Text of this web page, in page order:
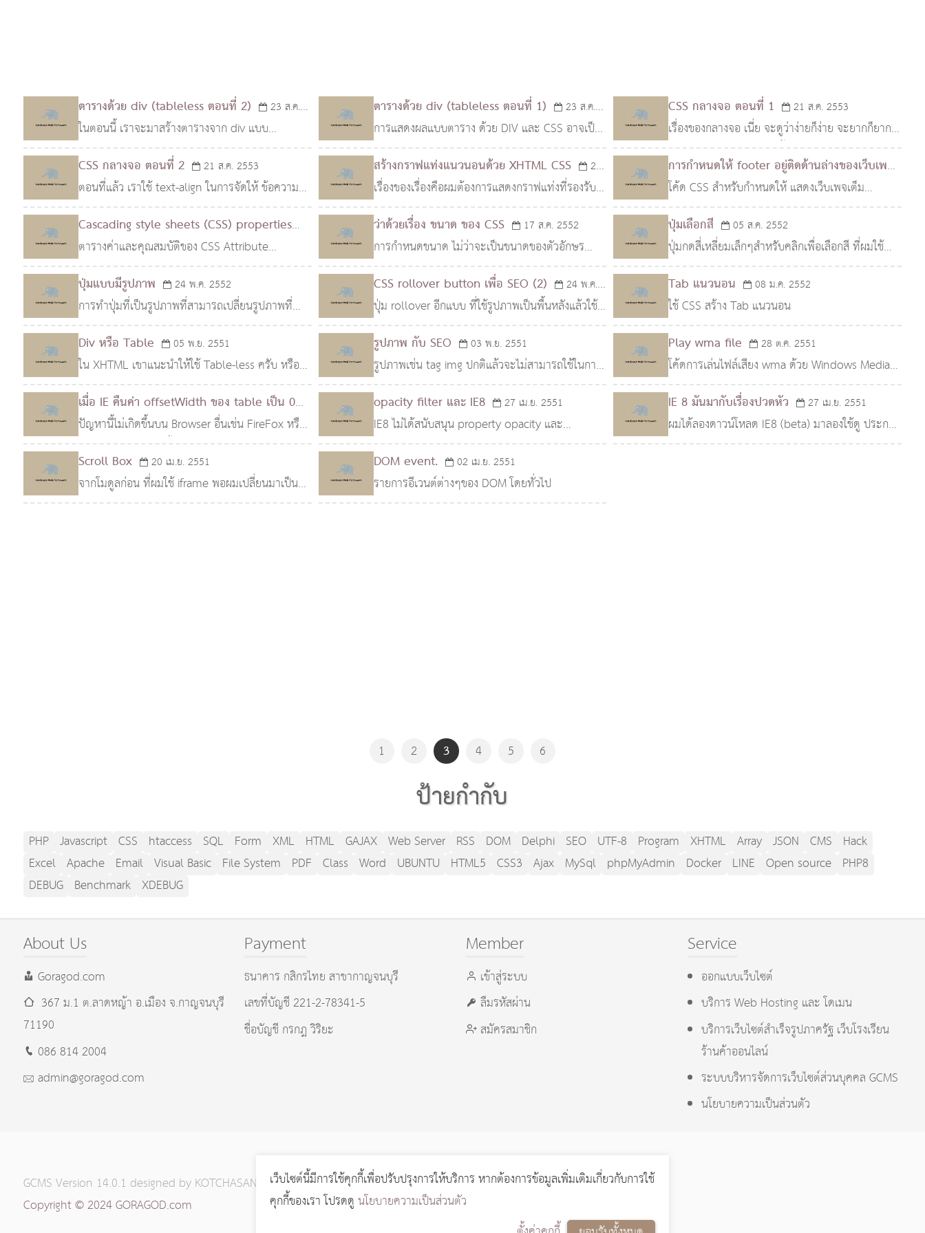
ตารางด้วย div (tableless ตอนที่ 2)
23 ส.ค.
2553
ในตอนนี้ เราจะมาสร้างตารางจาก div แบบ
tableless ในแบบที่แต่ละคอลัมน์อาจมีได้มากกว่า 1
บรรทัดกัน (โค้ดตารางในตอนก่อนๆ จะไม่สามารถ
แสดงผลในลักษณะนี้ได..
ตารางด้วย div (tableless ตอนที่ 1)
23 ส.ค.
2553
การแสดงผลแบบตาราง ด้วย DIV และ CSS อาจเป็น
เรื่องยุ่งยากสำหรับมือใหม่ที่ต้องการออกแบบ แบบ
tableless (ไม่ใช้ตาราง) และอาจมีข้อจำกัดมากพอ
สมควรนะครับ เ..
CSS กลางจอ ตอนที่ 1 21 ส.ค. 2553
เรื่องของกลางจอ เนี่ย จะดูว่าง่ายก็ง่าย จะยากก็ยาก
นะครับ เนื่องจากในบางครั้งเราอาจพบว่าบราวเซอร์
แต่ละยี่ห้อแสดงผลไม่เหมือนกัน ซึ่งในความเป็นจริง
แล้..
CSS กลางจอ ตอนที่ 2 21 ส.ค. 2553
ตอนที่แล้ว เราใช้ text-align ในการจัดให้ ข้อความอยู่
ตรงกลางมาแล้ว ต่อไปเราจะมาดูวิธีการจัดด้วย
margin กัน เราเรียนรู้มาจากตอนที่แล้วว่า ถ้าเราต้อ
งก..
สร้างกราฟแท่งแนวนอนด้วย XHTML CSS
21
ส.ค. 2553
เรื่องของเรื่องคือผมต้องการแสดงกราฟแท่งที่รองรับ
ภาษาไทย แต่หลังจากที่ทดสอบการวาด กราฟด้วย
GD แล้ว พบว่าบาง Server มีปัญหากับภาษาไทยอยู่
เล็กน้อย ก็เ..
การกำหนดให้ footer อยู่ติดด้านล่างของเว็บเพจ
ตลอด
18 ส.ค. 2553
โค้ด CSS สำหรับกำหนดให้ แสดงเว็บเพจเต็ม
จอภาพ(ความสูง) และ แสดงส่วนของ footer อยู่ติด
ด้านล่างของเว็บเพจตลอด รองรับการแสดงผล ใน
IE,Firefox,Opera,Chro..
Cascading style sheets (CSS) properties
17 ส.ค. 2552
ตารางค่าและคุณสมบัติของ CSS Attribute
Property Possible Values background-
attachment value fixed, default background-
color: color a color value backg
ว่าด้วยเรื่อง ขนาด ของ CSS 17 ส.ค. 2552
การกำหนดขนาด ไม่ว่าจะเป็นขนาดของตัวอักษร
ความกว้าง ความสูง หรือระยะห่าง ของ element
ต่างๆ เป็นสิ่งสำคัญสิ่งหนึ่งที่เราจะออกแบบเว็บไซต์
ด้วย CSS เป็นผล
ปุ่มเลือกสี 05 ส.ค. 2552
ปุ่มกดสี่เหลี่ยมเล็กๆสำหรับคลิกเพื่อเลือกสี ที่ผมใช้
สำหรับเลือกสีบน Chat Room
ปุ่มแบบมีรูปภาพ 24 พ.ค. 2552
การทำปุ่มที่เป็นรูปภาพที่สามารถเปลี่ยนรูปภาพที่
แสดงบนปุ่มได้เมื่อเอาเมาส์ไปวางไว้บนปุ่ม เราอาจใช้
รูปภาพต้นฉบับที่เป็นรูปภาพใหญ่เพียงรูปเดียว และมี
รูป
CSS rollover button เพื่อ SEO (2)
24 พ.ค.
2552
ปุ่ม rollover อีกแบบ ที่ใช้รูปภาพเป็นพื้นหลังแล้วใช้
ข้อความแสดงบนปุ่มแทนการใช้รูปภาพล้วนๆ ทำให้
ไม่ต้องสร้างรูปภาพหลายๆรูป เพียงแค่ทำพื้นหลังของ
ปุ่มเพ
Tab แนวนอน 08 ม.ค. 2552
ใช้ CSS สร้าง Tab แนวนอน
Div หรือ Table 05 พ.ย. 2551
ใน XHTML เขาแนะนำให้ใช้ Table-less ครับ หรือ
ใช้ table(ตาราง) ให้น้อยที่สุด แต่ก็ไม่ได้ห้ามใช้นะ
ครับ
รูปภาพ กับ SEO 03 พ.ย. 2551
รูปภาพเช่น tag img ปกติแล้วจะไม่สามารถใช้ในการ
ทำ SEO ได้ เนื่องจาก SE ไม่สามารถเข้าใจความ
หมายของรูปภาพได้ นอกจากการอ่านจาก tag alt ซึ่ง
สามารถบอกความห
Play wma file 28 ต.ค. 2551
โค้ดการเล่นไฟล์เสียง wma ด้วย Windows Media
Player (XHTML)
เมื่อ IE คืนค่า offsetWidth ของ table เป็น 0
02 ส.ค. 2551
ปัญหานี้ไม่เกิดขึ้นบน Browser อื่นเช่น FireFox หรือ
Opera ครับ มันเกิดขึ้นกับ IE อย่างเดียว ลองดู
ตัวอย่างโค้ดเจ้าปัญหา
opacity filter และ IE8 27 เม.ย. 2551
IE8 ไม่ได้สนับสนุน property opacity และ
property filter แล้วนะครับ
IE 8 มันมากับเรื่องปวดหัว 27 เม.ย. 2551
ผมได้ลองดาวน์โหลด IE8 (beta) มาลองใช้ดู ประกฏ
ว่าแห้วเลยครับ หน้าเว็บผมกลายเป็นหน้าขาวๆ View
Scroll Box 20 เม.ย. 2551
จากโมดูลก่อน ที่ผมใช้ iframe พอผมเปลี่ยนมาเป็น
XHTML xhtml1-Transitional.dtd ทำให้ผมไม่
DOM event. 02 เม.ย. 2551
รายการอีเวนต์ต่างๆของ DOM โดยทั่วไป
1 2 3 4 5 6
ป้ายกำกับ
PHP Javascript CSS htaccess SQL Form XML HTML GAJAX Web Server RSS DOM Delphi SEO UTF-8 Program XHTML Array JSON CMS Hack
Excel Apache Email Visual Basic File System PDF Class Word UBUNTU HTML5 CSS3 Ajax MySql phpMyAdmin Docker LINE Open source PHP8
DEBUG Benchmark XDEBUG
About Us
Goragod.com
367 ม.1 ต.ลาดหญ้า อ.เมืองจ.กาญจนบุรี
71190
086 814 2004
admin@goragod.com
Payment
ธนาคาร กสิกรไทย สาขากาญจนบุรี
เลขที่บัญชี 221-2-78341-5
ชื่อบัญชี กรกฎ วิริยะ
Member
เข้าสู่ระบบ
ลืมรหัสผ่าน
สมัครสมาชิก
Service
ออกแบบเว็บไซต์
บริการ Web Hosting และ โดเมน
บริการเว็บไซต์สำเร็จรูปภาครัฐ เว็บโรงเรียน
ร้านค้าออนไลน์
ระบบบริหารจัดการเว็บไซต์ส่วนบุคคล GCMS
นโยบายความเป็นส่วนตัว
GCMS Version 14.0.1 designed byKOTCHASAN.compage process0.0297วินาที (12quries.)
Copyright © 2024 GORAGOD.com
เว็บไซต์นี้มีการใช้คุกกี้เพื่อปรับปรุงการให้บริการ หากต้องการข้อมูลเพิ่มเติมเกี่ยวกับการใช้
คุกกี้ของเรา โปรดดูนโยบายความเป็นส่วนตัว